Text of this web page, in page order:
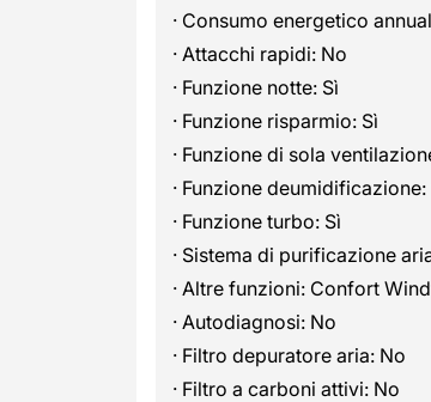
· Consumo energetico
· Attacchi rapidi: No
· Funzione notte: Sì
· Funzione risparmio: Sì
· Funzione di sola
· Funzione deumidificazione:
· Funzione turbo: Sì
· Sistema di purificazione
· Altre funzioni: Confort
· Autodiagnosi: No
· Filtro depuratore aria: No
· Filtro a carboni attivi: No